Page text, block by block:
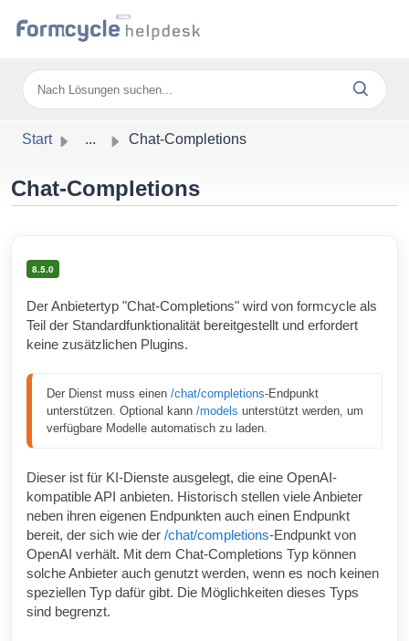
Start ... Chat-Completions
Chat-Completions
8.5.0
Der Anbietertyp "Chat-Completions" wird von formcycle als
Teil der Standardfunktionalität bereitgestellt und erfordert
keine zusätzlichen Plugins.
Der Dienst muss einen /chat/completions-Endpunkt
unterstützen. Optional kann /models unterstützt werden, um
verfügbare Modelle automatisch zu laden.
Dieser ist für KI-Dienste ausgelegt, die eine OpenAI-
kompatible API anbieten. Historisch stellen viele Anbieter
neben ihren eigenen Endpunkten auch einen Endpunkt
bereit, der sich wie der /chat/completions-Endpunkt von
OpenAI verhält. Mit dem Chat-Completions Typ können
solche Anbieter auch genutzt werden, wenn es noch keinen
speziellen Typ dafür gibt. Die Möglichkeiten dieses Typs
sind begrenzt.